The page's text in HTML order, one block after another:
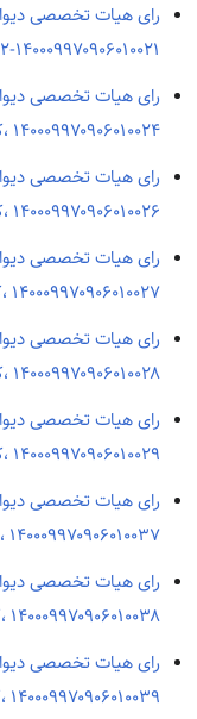
رای هیات تخصصی
۱۴۰۰۰۹۹۷۰۹۰۶۰۱۰۰۲۱-۲۲ ،کلاسه پرونده: ۹۹۰۱۸۲۵ و ۹۹۰۱۷۳۵)
رای هیات تخصصی
۱۴۰۰۰۹۹۷۰۹۰۶۰۱۰۰۲۴ ،کلاسه پرونده: ۹۹۰۱۶۷۶)
رای هیات تخصصی
۱۴۰۰۰۹۹۷۰۹۰۶۰۱۰۰۲۶ ،کلاسه پرونده: ه ع / ۹۹۰۰۸۰۶)
رای هیات تخصصی
۱۴۰۰۰۹۹۷۰۹۰۶۰۱۰۰۲۷ ،کلاسه پرونده: ه ع/ ۹۸۰۴۰۷۸ )
رای هیات تخصصی
۱۴۰۰۰۹۹۷۰۹۰۶۰۱۰۰۲۸ ،کلاسه پرونده: ۹۹۰۱۸۴۲ )
رای هیات تخصصی
۱۴۰۰۰۹۹۷۰۹۰۶۰۱۰۰۲۹ ،کلاسه پرونده: ۹۷۰۱۹۰۷)
رای هیات تخصصی
۱۴۰۰۰۹۹۷۰۹۰۶۰۱۰۰۳۷ ،کلاسه پرونده: ۹۹۰۱۱۵۸)
رای هیات تخصصی
۱۴۰۰۰۹۹۷۰۹۰۶۰۱۰۰۳۸ ،کلاسه پرونده: ۹۸۰۳۳۲۲)
رای هیات تخصصی
۱۴۰۰۰۹۹۷۰۹۰۶۰۱۰۰۳۹ ،کلاسه پرونده: ۹۸۰۳۳۷۹)